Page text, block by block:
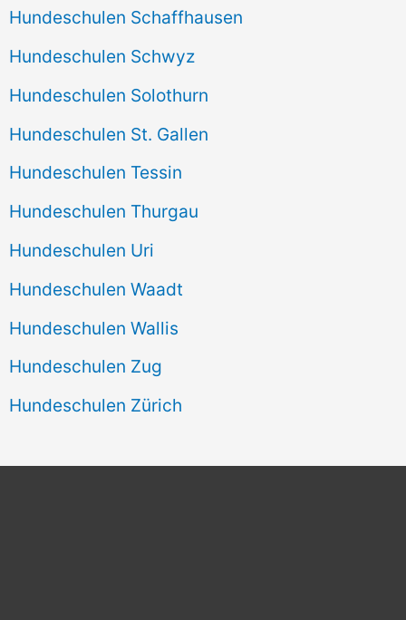
Hundeschulen Schaffhausen
Hundeschulen Schwyz
Hundeschulen Solothurn
Hundeschulen St. Gallen
Hundeschulen Tessin
Hundeschulen Thurgau
Hundeschulen Uri
Hundeschulen Waadt
Hundeschulen Wallis
Hundeschulen Zug
Hundeschulen Zürich